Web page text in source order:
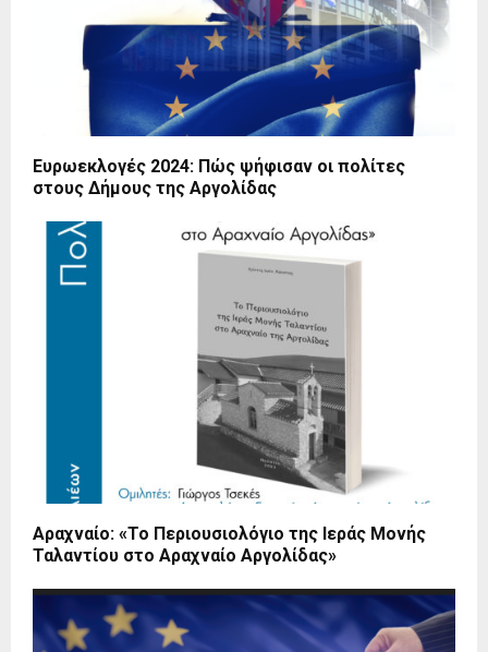
Ευρωεκλογές 2024: Πώς ψήφισαν οι πολίτες
στους Δήμους της Αργολίδας
Αραχναίο: «Το Περιουσιολόγιο της Ιεράς Μονής
Ταλαντίου στο Αραχναίο Αργολίδας»